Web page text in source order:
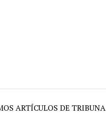
ARTÍCULOS DE TRIBUNA